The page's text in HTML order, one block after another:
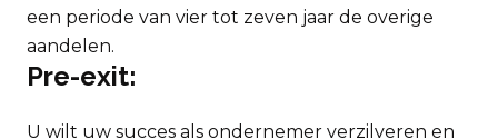
een periode van vier tot zeven jaar de overige
aandelen.
Pre-exit:
U wilt uw succes als ondernemer verzilveren en